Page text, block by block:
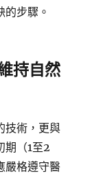
步驟。
持自然
技術，更與
期（1至2
嚴格遵守醫